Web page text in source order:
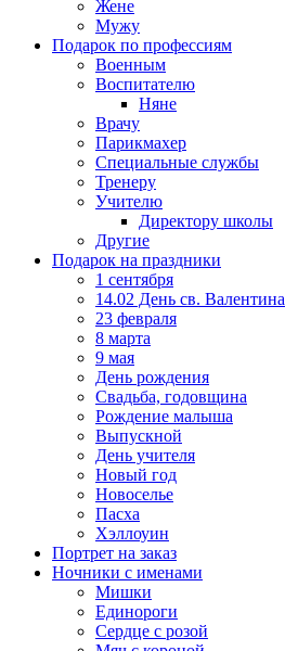
Жене
Мужу
Подарок по профессиям
Военным
Воспитателю
Няне
Врачу
Парикмахер
Специальные службы
Тренеру
Учителю
Директору школы
Другие
Подарок на праздники
1 сентября
14.02 День св. Валентина
23 февраля
8 марта
9 мая
День рождения
Свадьба, годовщина
Рождение малыша
Выпускной
День учителя
Новый год
Новоселье
Пасха
Хэллоуин
Портрет на заказ
Ночники с именами
Мишки
Единороги
Сердце с розой